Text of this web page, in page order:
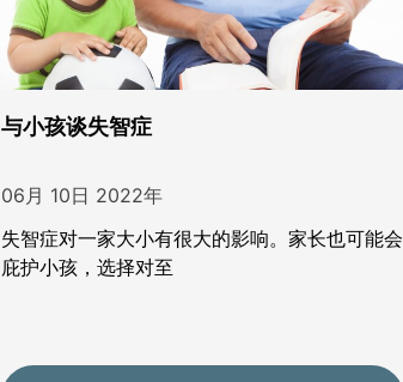
与小孩谈失智症
06月 10日 2022年
失智症对一家大小有很大的影响。家长也可能会
庇护小孩，选择对至